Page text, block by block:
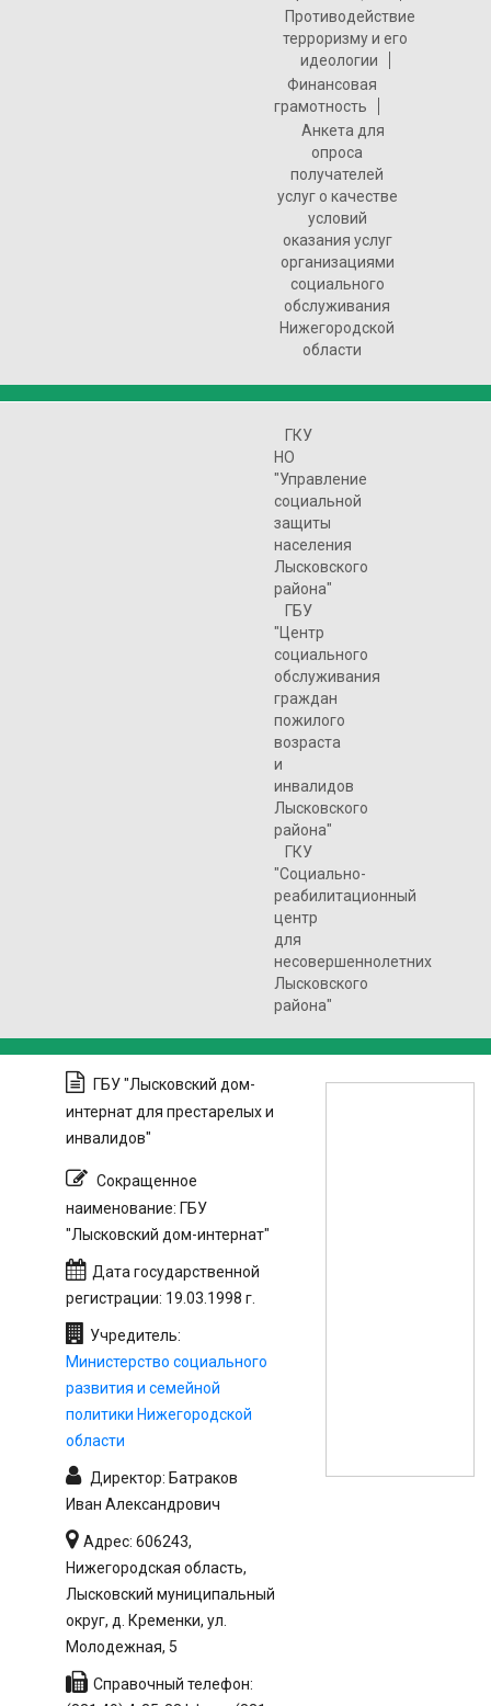
Противодействие
терроризму и его
идеологии
Финансовая
грамотность
Анкета для
опроса
получателей
услуг о качестве
условий
оказания услуг
организациями
социального
обслуживания
Нижегородской
области
ГКУ
НО
"Управление
социальной
защиты
населения
Лысковского
района"
ГБУ
"Центр
социального
обслуживания
граждан
пожилого
возраста
и
инвалидов
Лысковского
района"
ГКУ
"Социально-
реабилитационный
центр
для
несовершеннолетних
Лысковского
района"
ГБУ "Лысковский дом-
интернат для престарелых и
инвалидов"
Сокращенное
наименование: ГБУ
"Лысковский дом-интернат"
Дата государственной
регистрации: 19.03.1998 г.
Учредитель:
Министерство социального
развития и семейной
политики Нижегородской
области
Директор: Батраков
Иван Александрович
Адрес: 606243,
Нижегородская область,
Лысковский муниципальный
округ, д. Кременки, ул.
Молодежная, 5
Справочный телефон: